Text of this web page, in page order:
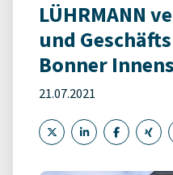
LÜHRMANN
und
Bonner
21.07.2021